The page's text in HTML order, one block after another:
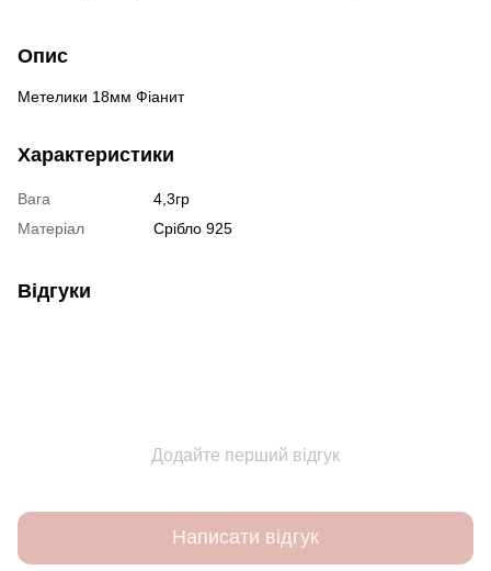
Опис
Метелики 18мм Фіанит
Характеристики
Вага
4,3гр
Матеріал
Срібло 925
Відгуки
Додайте перший відгук
Написати відгук